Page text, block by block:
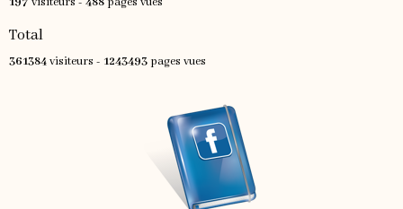
Total
361384visiteurs - 1243493 pages vues